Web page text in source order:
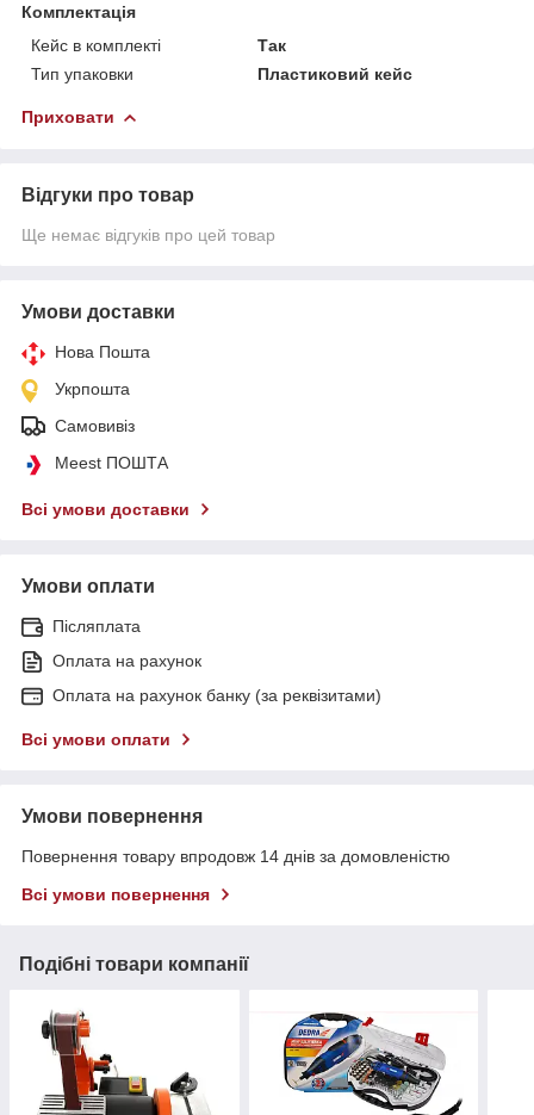
Комплектація
Кейс в комплекті
Так
Тип упаковки
Пластиковий кейс
Приховати
Відгуки про товар
Ще немає відгуків про цей товар
Умови доставки
Нова Пошта
Укрпошта
Самовивіз
Meest ПОШТА
Всі умови доставки
Умови оплати
Післяплата
Оплата на рахунок
Оплата на рахунок банку (за реквізитами)
Всі умови оплати
Умови повернення
Повернення товару впродовж 14 днів за домовленістю
Всі умови повернення
Подібні товари компанії